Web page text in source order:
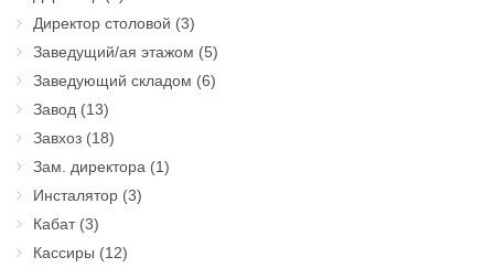
Директор столовой (3)
Заведущий/ая этажом (5)
Заведующий складом (6)
Завод (13)
Завхоз (18)
Зам. директора (1)
Инсталятор (3)
Кабат(3)
Кассиры (12)